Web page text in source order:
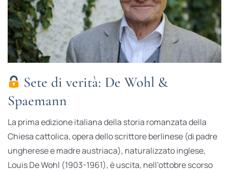
Sete di verità: De Wohl &
Spaemann
La prima edizione italiana della storia romanzata della
Chiesa cattolica, opera dello scrittore berlinese (di padre
ungherese e madre austriaca), naturalizzato inglese,
Louis De Wohl (1903-1961), è uscita, nell’ottobre scorso